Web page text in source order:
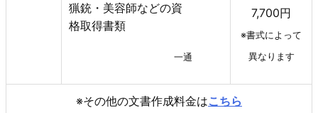
猟銃・美容師などの資
格取得書類
一通
7,700円
※書式によって
異なります
※その他の文書作成料金はこちら